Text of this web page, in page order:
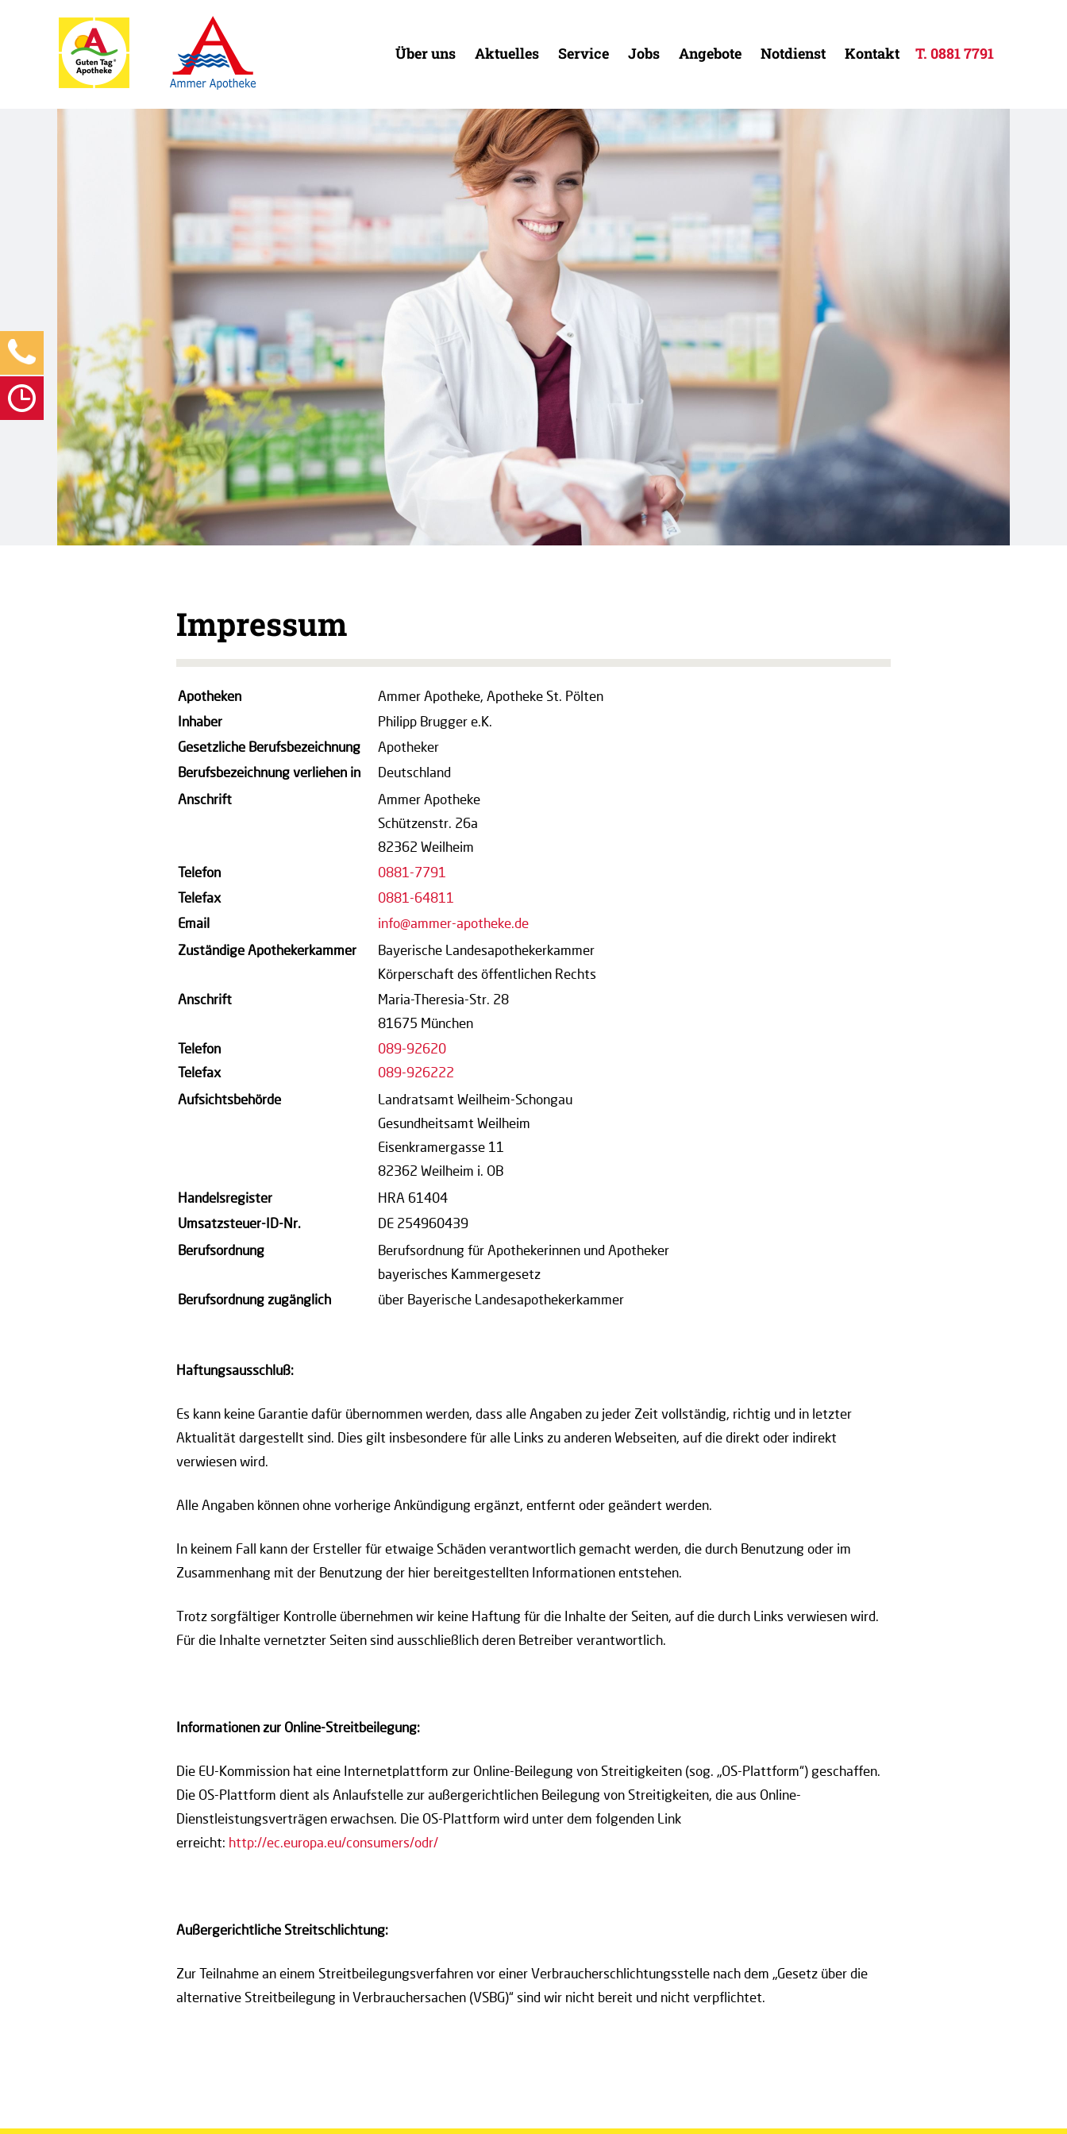
Über uns Aktuelles Service Jobs Angebote Notdienst Kontakt T. 0881 7791
Impressum
Apotheken
Ammer Apotheke, Apotheke St. Pölten
Inhaber
Philipp Brugger e.K.
Gesetzliche Berufsbezeichnung
Apotheker
Berufsbezeichnung verliehen in
Deutschland
Anschrift
Ammer Apotheke
Schützenstr. 26a
82362 Weilheim
Telefon
0881-7791
Telefax
0881-64811
Email
info@ammer-apotheke.de
Zuständige Apothekerkammer
Bayerische Landesapothekerkammer
Körperschaft des öffentlichen Rechts
Anschrift
Maria-Theresia-Str. 28
81675 München
Telefon
Telefax
089-92620
089-926222
Aufsichtsbehörde
Landratsamt Weilheim-Schongau
Gesundheitsamt Weilheim
Eisenkramergasse 11
82362 Weilheim i. OB
Handelsregister
HRA 61404
Umsatzsteuer-ID-Nr.
DE 254960439
Berufsordnung
Berufsordnung für Apothekerinnen und Apotheker
bayerisches Kammergesetz
Berufsordnung zugänglich
über Bayerische Landesapothekerkammer
Haftungsausschluß:
Es kann keine Garantie dafür übernommen werden, dass alle Angaben zu jeder Zeit vollständig, richtig und in letzter
Aktualität dargestellt sind. Dies gilt insbesondere für alle Links zu anderen Webseiten, auf die direkt oder indirekt
verwiesen wird.
Alle Angaben können ohne vorherige Ankündigung ergänzt, entfernt oder geändert werden.
In keinem Fall kann der Ersteller für etwaige Schäden verantwortlich gemacht werden, die durch Benutzung oder im
Zusammenhang mit der Benutzung der hier bereitgestellten Informationen entstehen.
Trotz sorgfältiger Kontrolle übernehmen wir keine Haftung für die Inhalte der Seiten, auf die durch Links verwiesen wird.
Für die Inhalte vernetzter Seiten sind ausschließlich deren Betreiber verantwortlich.
Informationen zur Online-Streitbeilegung:
Die EU-Kommission hat eine Internetplattform zur Online-Beilegung von Streitigkeiten (sog. „OS-Plattform“) geschaffen.
Die OS-Plattform dient als Anlaufstelle zur außergerichtlichen Beilegung von Streitigkeiten, die aus Online-
Dienstleistungsverträgen erwachsen. Die OS-Plattform wird unter dem folgenden Link
erreicht: http://ec.europa.eu/consumers/odr/
Außergerichtliche Streitschlichtung:
Zur Teilnahme an einem Streitbeilegungsverfahren vor einer Verbraucherschlichtungsstelle nach dem „Gesetz über die
alternative Streitbeilegung in Verbrauchersachen (VSBG)“ sind wir nicht bereit und nicht verpflichtet.